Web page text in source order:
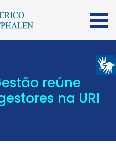
reúne
na URI